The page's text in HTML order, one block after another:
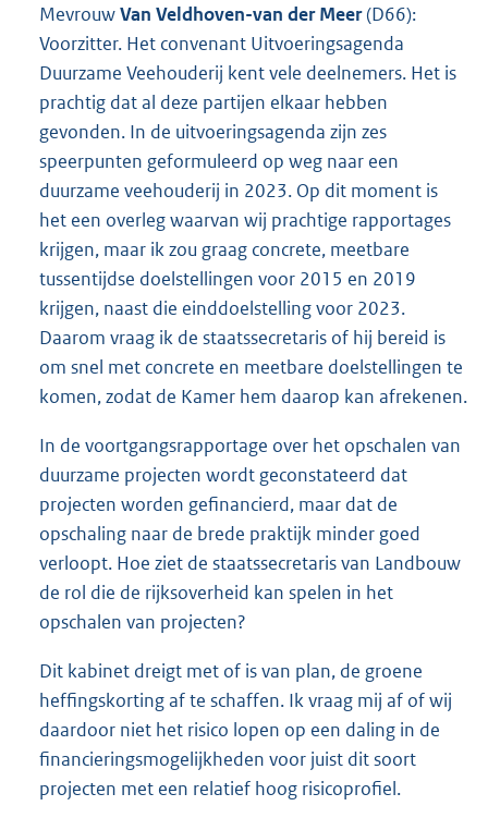
MevrouwVan Veldhoven-van der Meer(D66):
Voorzitter. Het convenant Uitvoeringsagenda
Duurzame Veehouderij kent vele deelnemers. Het is
prachtig dat al deze partijen elkaar hebben
gevonden. In de uitvoeringsagenda zijn zes
speerpunten geformuleerd op weg naar een
duurzame veehouderij in 2023. Op dit moment is
het een overleg waarvan wij prachtige rapportages
krijgen, maar ik zou graag concrete, meetbare
tussentijdse doelstellingen voor 2015 en 2019
krijgen, naast die einddoelstelling voor 2023.
Daarom vraag ik de staatssecretaris of hij bereid is
om snel met concrete en meetbare doelstellingen te
komen, zodat de Kamer hem daarop kan afrekenen.
In de voortgangsrapportage over het opschalen van
duurzame projecten wordt geconstateerd dat
projecten worden gefinancierd, maar dat de
opschaling naar de brede praktijk minder goed
verloopt. Hoe ziet de staatssecretaris van Landbouw
de rol die de rijksoverheid kan spelen in het
opschalen van projecten?
Dit kabinet dreigt met of is van plan, de groene
heffingskorting af te schaffen. Ik vraag mij af of wij
daardoor niet het risico lopen op een daling in de
financieringsmogelijkheden voor juist dit soort
projecten met een relatief hoog risicoprofiel.